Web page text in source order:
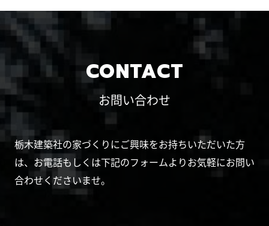
CONTACT
お問い合わせ
栃木建築社の家づくりにご興味をお持ちいただいた方
は、お電話もしくは下記のフォームよりお気軽にお問い
合わせくださいませ。